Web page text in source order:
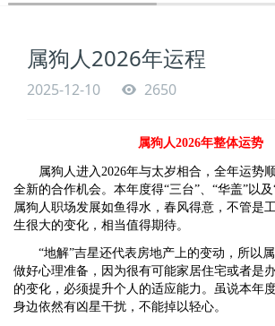
属狗人2026年运程
2025-12-10 2650
属狗人2026年整体运势
属狗人进入2026年与太岁相合，全年运势
全新的合作机会。本年度得“三台”、“华盖”以及
属狗人职场发展如鱼得水，春风得意，不管是
生很大的变化，相当值得期待。
“地解”吉星还代表房地产上的变动，所以
做好心理准备，因为很有可能家居住宅或者是
的变化，必须提升个人的适应能力。虽说本年
身边依然有凶星干扰，不能掉以轻心。